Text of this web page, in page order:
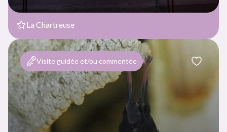
La Chartreuse
Visite guidée et/ou commentée